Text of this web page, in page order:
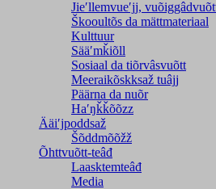
Jieʹllemvueʹjj,
Škooultõs da mättmateriaal
Kulttuur
Sääʹmǩiõll
Sosiaal da tiõrvâsvuõtt
Meeraikõskksaž tuâjj
Päärna da nuõr
Haʹŋǩǩõõzz
Ääiʹjpoddsaž
Šõddmõõžž
Õhttvuõtt-teâđ
Laasktemteâđ
Media